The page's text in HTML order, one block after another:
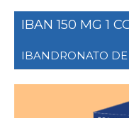
IBAN 150 MG 1
IBANDRONATO